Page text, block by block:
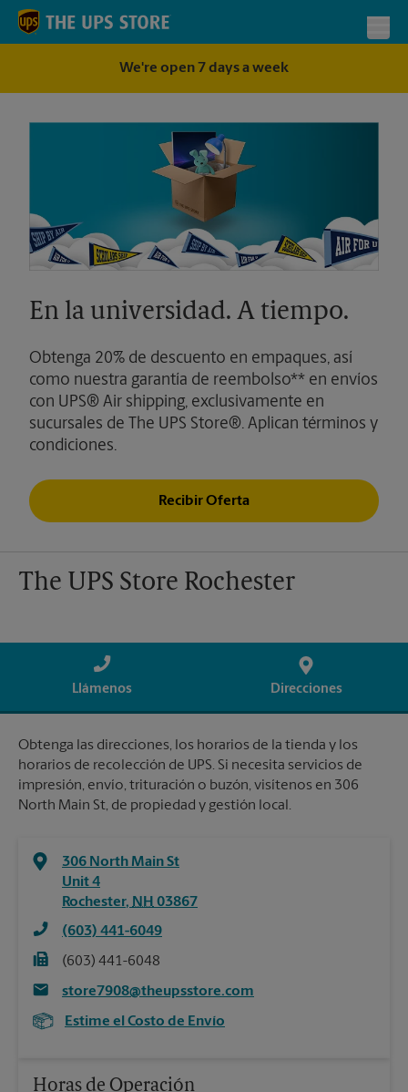
Skip to content
Return to Nav
We're open 7 days a week
En la universidad. A tiempo.
Obtenga 20% de descuento en empaques, así
como nuestra garantía de reembolso** en envíos
con UPS® Air shipping, exclusivamente en
sucursales de The UPS Store®. Aplican términos y
condiciones.
Recibir Oferta
The UPS Store Rochester
Llámenos Direcciones
Obtenga las direcciones, los horarios de la tienda y los
horarios de recolección de UPS. Si necesita servicios de
impresión, envío, trituración o buzón, visítenos en 306
North Main St, de propiedad y gestión local.
306 North Main St
Unit 4
Rochester, NH 03867
(603) 441-6049
(603) 441-6048
store7908@theupsstore.com
Estime el Costo de Envío
Horas de Operación